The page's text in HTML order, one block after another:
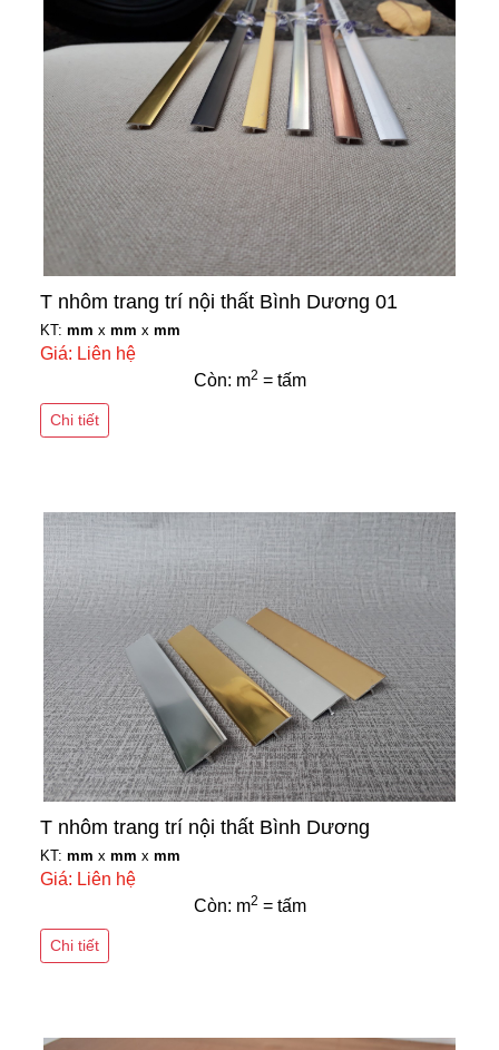
T nhôm trang trí nội thất Bình Dương 01
KT: mm x mm x mm
Giá: Liên hệ
Còn: m2 = tấm
Chi tiết
T nhôm trang trí nội thất Bình Dương
KT: mm x mm x mm
Giá: Liên hệ
Còn: m2 = tấm
Chi tiết